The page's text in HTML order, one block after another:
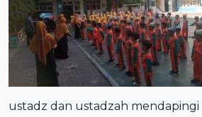
ustadz dan ustadzah